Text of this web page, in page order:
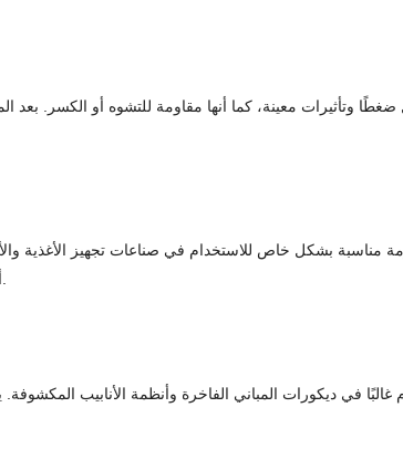
الملحومة ٣٠٤ بقوة شد وتحمل عاليتين، وتتحمل ضغطًا وتأثيرات معينة، كما أنها
وعدم التصاقها بالشوائب، تُعد أنابيب الفولاذ المقاوم للصدأ ٣٠٤ غير الملحومة مناسبة بشكل خاص
بعد التلميع. يُستخدم غالبًا في ديكورات المباني الفاخرة وأنظمة